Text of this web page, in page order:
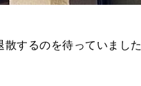
するのを待っていました